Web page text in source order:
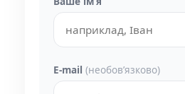
E-mail (необовʼязково)